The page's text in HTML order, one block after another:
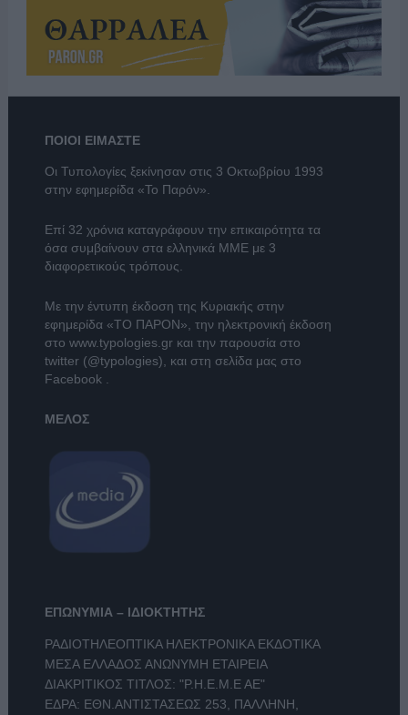
ΠΟΙΟΙ ΕΙΜΑΣΤΕ
Οι Τυπολογίες ξεκίνησαν στις 3 Οκτωβρίου 1993
στην εφημερίδα «Το Παρόν».
Επί 32 χρόνια καταγράφουν την επικαιρότητα τα
όσα συμβαίνουν στα ελληνικά ΜΜΕ με 3
διαφορετικούς τρόπους.
Με την έντυπη έκδοση της Κυριακής στην
εφημερίδα «ΤΟ ΠΑΡΟΝ» , την ηλεκτρονική έκδοση
στο www.typologies.grκαι την παρουσία στο
twitter (@typologies) , και στη σελίδα μας στο
Facebook
ΜΕΛΟΣ
ΕΠΩΝΥΜΙΑ – ΙΔΙΟΚΤΗΤΗΣ
ΡΑΔΙΟΤΗΛΕΟΠΤΙΚΑ ΗΛΕΚΤΡΟΝΙΚΑ ΕΚΔΟΤΙΚΑ
ΜΕΣΑ ΕΛΛΑΔΟΣ ΑΝΩΝΥΜΗ ΕΤΑΙΡΕΙΑ
ΔΙΑΚΡΙΤΙΚΟΣ ΤΙΤΛΟΣ: "Ρ.Η.Ε.Μ.Ε ΑΕ"
ΕΔΡΑ: ΕΘΝ.ΑΝΤΙΣΤΑΣΕΩΣ 253, ΠΑΛΛΗΝΗ,